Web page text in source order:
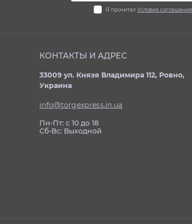
Я прочитал Условия соглашения
КОНТАКТЫ И АДРЕС
33009 ул. Князя Владимира 112, Ровно,
Украина
info@torgexpress.in.ua
Пн-Пт: с 10 до 18
Сб-Вс: Выходной